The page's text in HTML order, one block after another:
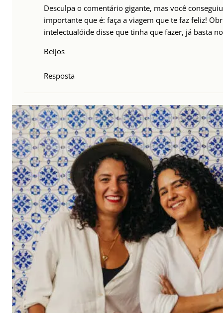
Desculpa o comentário gigante, mas você
importante que é: faça a viagem que te faz feliz!
intelectualóide disse que tinha que fazer, já basta
Beijos
Resposta